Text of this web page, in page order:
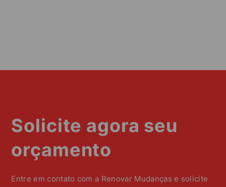
Solicite agora seu
orçamento
Entre em contato com a Renovar Mudanças e solicite